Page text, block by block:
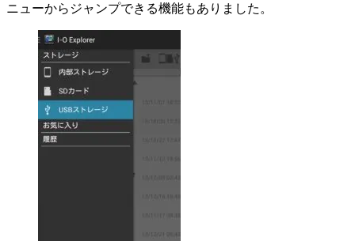
ニューからジャンプできる機能もありました。